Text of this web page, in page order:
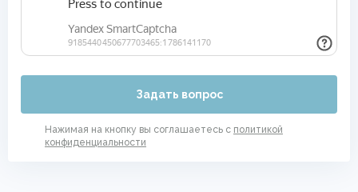
Задать вопрос
Нажимая на кнопку вы соглашаетесь с политикой
конфиденциальности